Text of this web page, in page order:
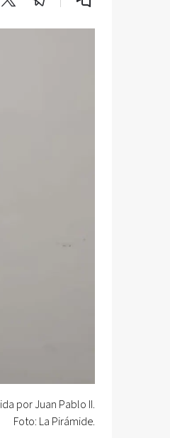
por Juan Pablo II.
Foto: La Pirámide.